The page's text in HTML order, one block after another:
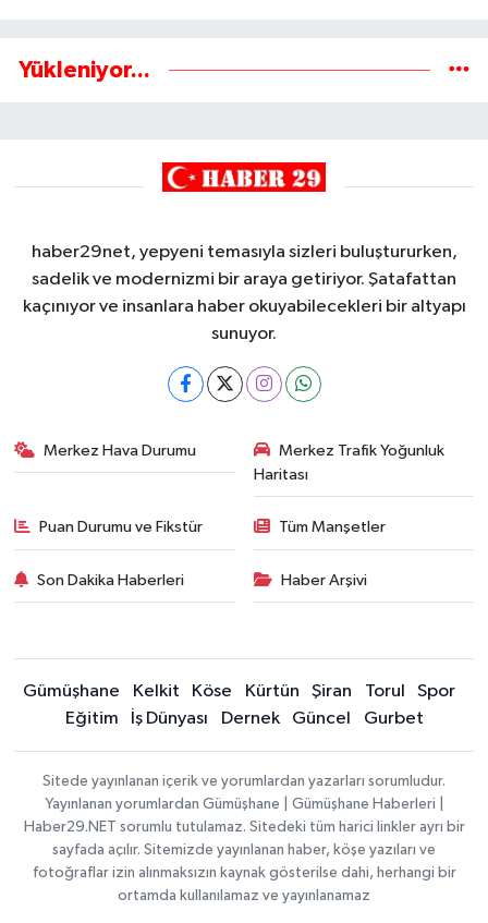
Yükleniyor...
haber29net, yepyeni temasıyla sizleri buluştururken,
sadelik ve modernizmi bir araya getiriyor. Şatafattan
kaçınıyor ve insanlara haber okuyabilecekleri bir altyapı
sunuyor.
Merkez Hava Durumu
Merkez Trafik Yoğunluk
Haritası
Puan Durumu ve Fikstür Tüm Manşetler
Son Dakika Haberleri Haber Arşivi
Gümüşhane Kelkit Köse Kürtün Şiran Torul
Spor
Eğitim
İş Dünyası Dernek Güncel Gurbet
Sitede yayınlanan içerik ve yorumlardan yazarları sorumludur.
Yayınlanan yorumlardan Gümüşhane | Gümüşhane Haberleri |
Haber29.NET sorumlu tutulamaz. Sitedeki tüm harici linkler ayrı bir
sayfada açılır. Sitemizde yayınlanan haber, köşe yazıları ve
fotoğraflar izin alınmaksızın kaynak gösterilse dahi, herhangi bir
ortamda kullanılamaz ve yayınlanamaz